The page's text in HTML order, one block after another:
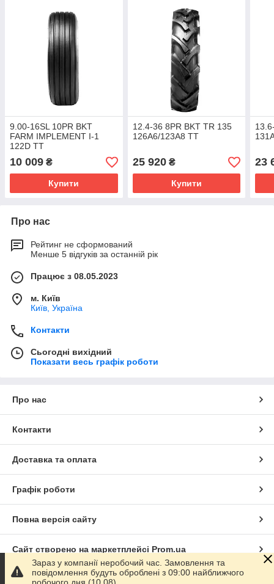
9.00-16SL 10PR BKT
FARM IMPLEMENT I-1
122D TT
10 009 ₴
Купити
12.4-36 8PR BKT TR 135
126A6/123A8 TT
25 920₴
Купити
23
Про нас
Рейтинг не сформований
Менше 5 відгуків за останній рік
Працює з 08.05.2023
м. Київ
Київ, Україна
Контакти
Сьогодні вихідний
Показати весь графік роботи
Про нас
Контакти
Доставка та оплата
Графік роботи
Повна версія сайту
Сайт створено на маркетплейсі Prom.ua
Політика конфіденційності
Зараз у компанії неробочий час. Замовлення та
повідомлення будуть оброблені з 09:00 найближчого